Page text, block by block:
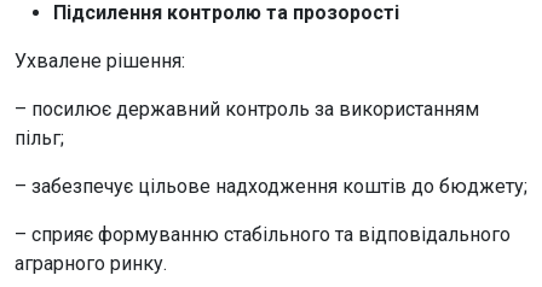
Підсилення контролю та прозорості
Ухвалене рішення:
– посилює державний контроль за використанням
пільг;
– забезпечує цільове надходження коштів до бюджету;
– сприяє формуванню стабільного та відповідального
аграрного ринку.